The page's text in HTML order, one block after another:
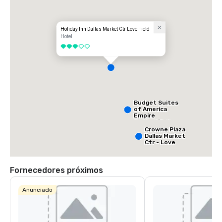
Holiday Inn Dallas Market Ctr Love Field
Hotel
3 de 5
Crowne Plaza
Dallas Market
Ctr - Love
Budget Suites
of America
Empire
Central/Dallas
Fornecedores próximos
Anunciado